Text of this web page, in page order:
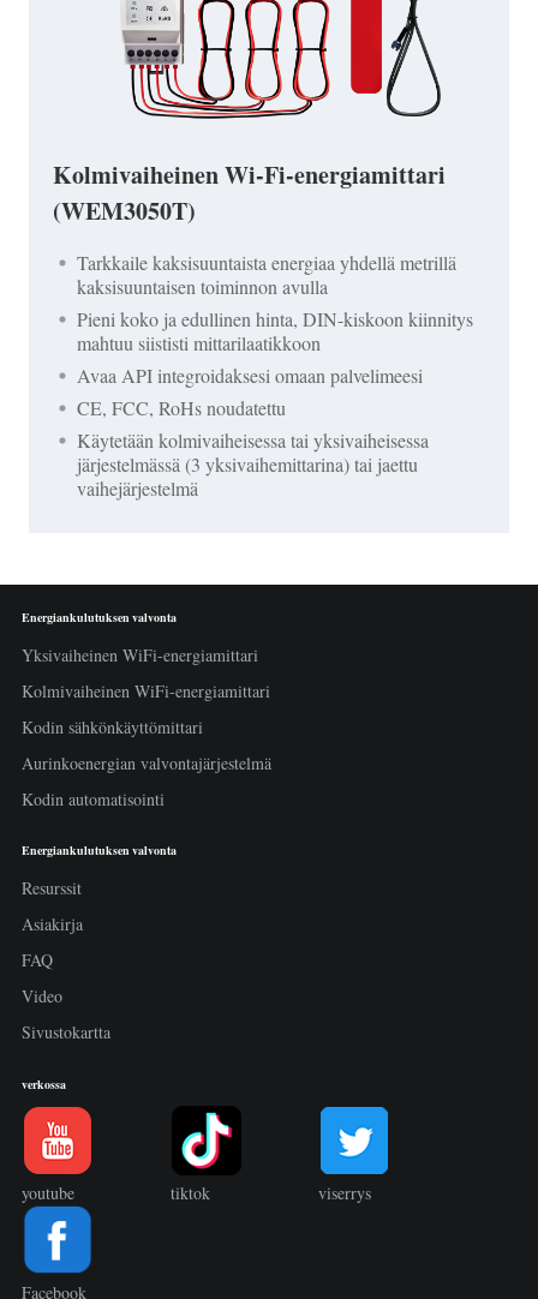
Kolmivaiheinen Wi-Fi-energiamittari
(WEM3050T)
Tarkkaile kaksisuuntaista energiaa yhdellä metrillä
kaksisuuntaisen toiminnon avulla
Pieni koko ja edullinen hinta, DIN-kiskoon kiinnitys
mahtuu siististi mittarilaatikkoon
Avaa API integroidaksesi omaan palvelimeesi
CE, FCC, RoHs noudatettu
Käytetään kolmivaiheisessa tai yksivaiheisessa
järjestelmässä (3 yksivaihemittarina) tai jaettu
vaihejärjestelmä
Energiankulutuksen valvonta
Yksivaiheinen WiFi-energiamittari
Kolmivaiheinen WiFi-energiamittari
Kodin sähkönkäyttömittari
Aurinkoenergian valvontajärjestelmä
Kodin automatisointi
Energiankulutuksen valvonta
Resurssit
Asiakirja
FAQ
Video
Sivustokartta
verkossa
youtube tiktok viserrys
Facebook